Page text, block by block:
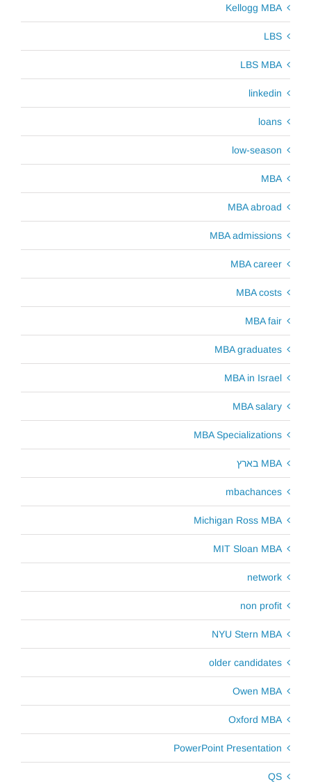
Kellogg MBA
LBS
LBS MBA
linkedin
loans
low-season
MBA
MBA abroad
MBA admissions
MBA career
MBA costs
MBA fair
MBA graduates
MBA in Israel
MBA salary
MBA Specializations
MBA בארץ
mbachances
Michigan Ross MBA
MIT Sloan MBA
network
non profit
NYU Stern MBA
older candidates
Owen MBA
Oxford MBA
PowerPoint Presentation
QS